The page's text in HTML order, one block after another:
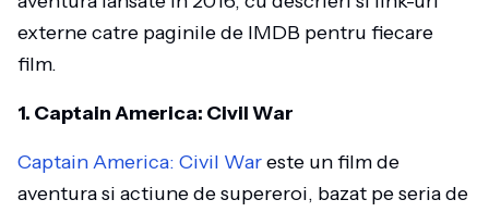
externe catre paginile de IMDB pentru fiecare
film.
1. Captain America: Civil War
Captain America: Civil Wareste un film de
aventura si actiune de supereroi, bazat pe seria de